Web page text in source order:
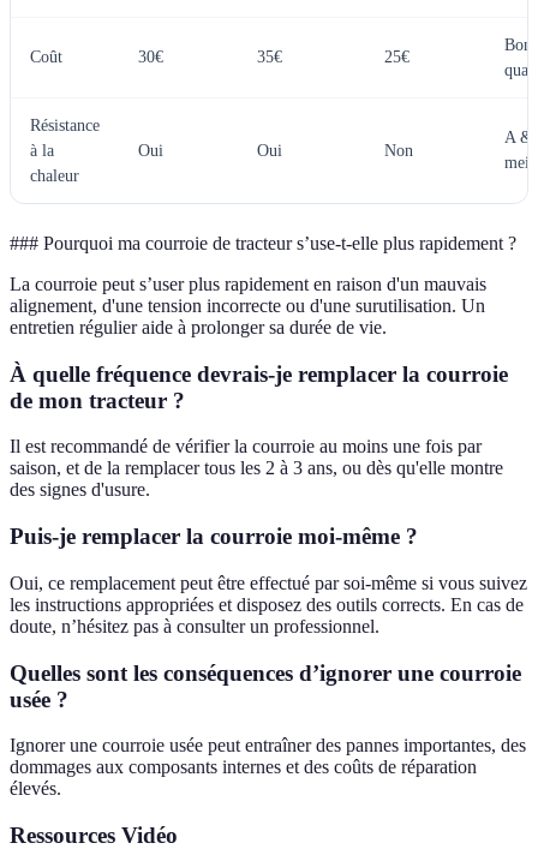
Coût 30€ 35€ 25€
Bon
Résistance
à la
chaleur
Oui Oui Non
A &
### Pourquoi ma courroie de tracteur s’use-t-elle plus rapidement ?
La courroie peut s’user plus rapidement en raison d'un mauvais
alignement, d'une tension incorrecte ou d'une surutilisation. Un
entretien régulier aide à prolonger sa durée de vie.
À quelle fréquence devrais-je remplacer la courroie
de mon tracteur ?
Il est recommandé de vérifier la courroie au moins une fois par
saison, et de la remplacer tous les 2 à 3 ans, ou dès qu'elle montre
des signes d'usure.
Puis-je remplacer la courroie moi-même ?
Oui, ce remplacement peut être effectué par soi-même si vous suivez
les instructions appropriées et disposez des outils corrects. En cas de
doute, n’hésitez pas à consulter un professionnel.
Quelles sont les conséquences d’ignorer une courroie
usée ?
Ignorer une courroie usée peut entraîner des pannes importantes, des
dommages aux composants internes et des coûts de réparation
élevés.
Ressources Vidéo